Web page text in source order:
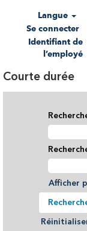
Langue
Se connecter
Identifiant de
l’employé
Courte durée
Afficher